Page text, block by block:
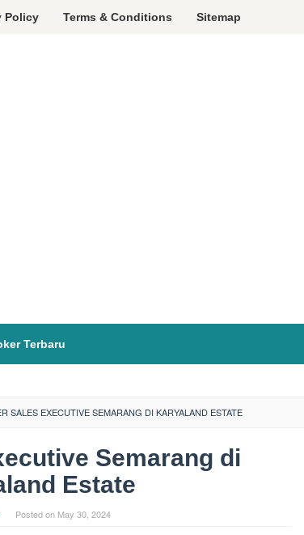
Policy Terms & Conditions Sitemap
Terbaru
SALES EXECUTIVE SEMARANG DI KARYALAND ESTATE
Semarang di
Estate
Posted on May 30, 2024